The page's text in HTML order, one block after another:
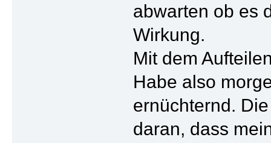
abwarten ob es
Wirkung.
Mit dem
Habe also
ernüchternd.
daran, dass